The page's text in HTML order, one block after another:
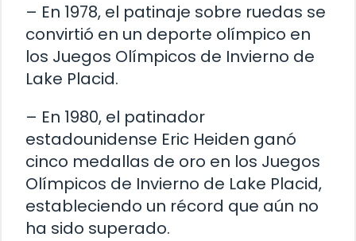
– En 1978, el patinaje sobre ruedas se
convirtió en un deporte olímpico en
los Juegos Olímpicos de Invierno de
Lake Placid.
– En 1980, el patinador
estadounidense Eric Heiden ganó
cinco medallas de oro en los Juegos
Olímpicos de Invierno de Lake Placid,
estableciendo un récord que aún no
ha sido superado.